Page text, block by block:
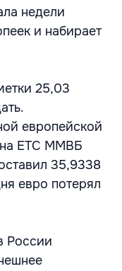
недели
и набирает
25,03
европейской
на ЕТС ММВБ
35,9338
евро потерял
России